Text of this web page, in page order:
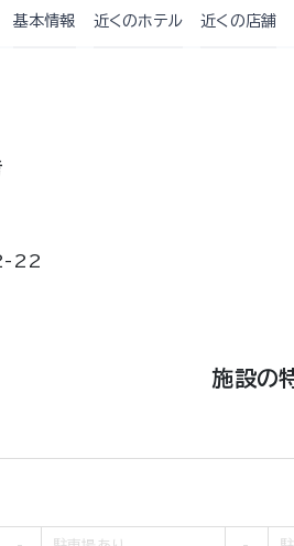
基本情報 近くのホテル 近くの店舗
22
施設の